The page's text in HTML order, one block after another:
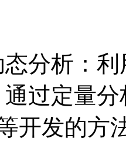
分析：
过定量
开发的方